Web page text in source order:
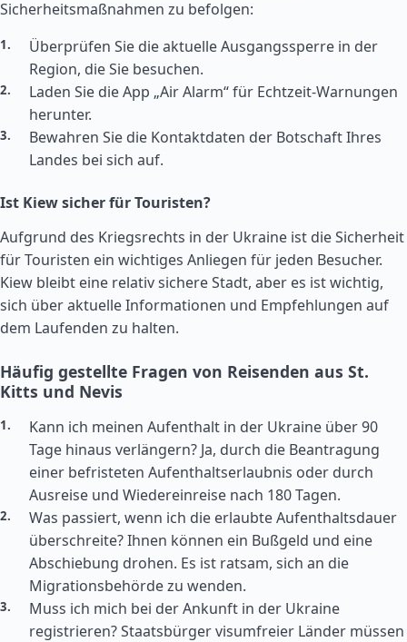
Sicherheitsmaßnahmen zu befolgen:
Überprüfen Sie die aktuelle Ausgangssperre in der
Region, die Sie besuchen.
Laden Sie die App „Air Alarm“ für Echtzeit-Warnungen
herunter.
Bewahren Sie die Kontaktdaten der Botschaft Ihres
Landes bei sich auf.
Ist Kiew sicher für Touristen?
Aufgrund des Kriegsrechts in der Ukraine ist die Sicherheit
für Touristen ein wichtiges Anliegen für jeden Besucher.
Kiew bleibt eine relativ sichere Stadt, aber es ist wichtig,
sich über aktuelle Informationen und Empfehlungen auf
dem Laufenden zu halten.
Häufig gestellte Fragen von Reisenden aus St.
Kitts und Nevis
Kann ich meinen Aufenthalt in der Ukraine über 90
Tage hinaus verlängern? Ja, durch die Beantragung
einer befristeten Aufenthaltserlaubnis oder durch
Ausreise und Wiedereinreise nach 180 Tagen.
Was passiert, wenn ich die erlaubte Aufenthaltsdauer
überschreite? Ihnen können ein Bußgeld und eine
Abschiebung drohen. Es ist ratsam, sich an die
Migrationsbehörde zu wenden.
Muss ich mich bei der Ankunft in der Ukraine
registrieren? Staatsbürger visumfreier Länder müssen